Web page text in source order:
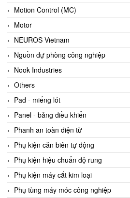
Beckhoff
Bedook
Bei Sensor
Beijer
Beinlich-pumps
Beka
BEKO
Belimo
Benetech Vietnam
Bently Nevada
Bentone Vietnam
Bernstein Vietnam
Berthold
Motion Control (MC)
Motor
NEUROS Vietnam
Nguồn dự phòng công nghiệp
Nook Industries
Others
Pad - miếng lót
Panel - bảng điều khiển
Phanh an toàn điện từ
Phụ kiện căn biên tự động
Phụ kiện hiệu chuẩn độ rung
Phụ kiện máy cắt kim loại
Phụ tùng máy móc công nghiệp